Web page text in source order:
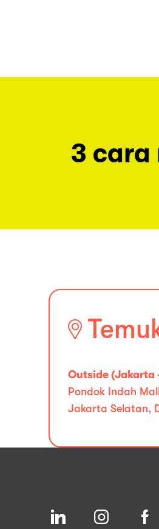
3 cara
Outside (Jakarta
Pondok Indah
Jakarta Selatan,